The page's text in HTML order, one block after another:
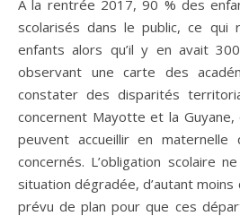
A la rentrée 2017, 90 % des
scolarisés dans le public, ce
enfants alors qu’il y en avait
observant une carte des
constater des disparités
concernent Mayotte et la
peuvent accueillir en
concernés. L’obligation scolaire
situation dégradée, d’autant moins
prévu de plan pour que ces